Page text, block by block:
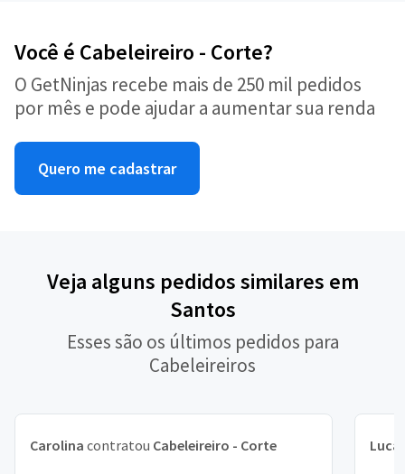
Você é Cabeleireiro - Corte?
O GetNinjas recebe mais de 250 mil pedidos
por mês e pode ajudar a aumentar sua renda
Quero me cadastrar
Veja alguns pedidos similares em
Santos
Esses são os últimos pedidos para
Cabeleireiros
Carolina contratou Cabeleireiro - Corte